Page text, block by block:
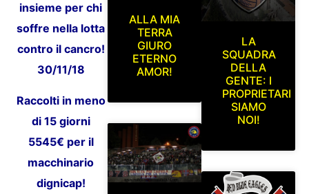
insieme per chi
soffre nella lotta
contro il cancro!
30/11/18
Raccolti in meno
di 15 giorni
5545€ per il
macchinario
dignicap!
ALLA MIA
TERRA
GIURO
ETERNO
AMOR!
LA
SQUADRA
DELLA
GENTE: I
PROPRIETARI
SIAMO
NOI!